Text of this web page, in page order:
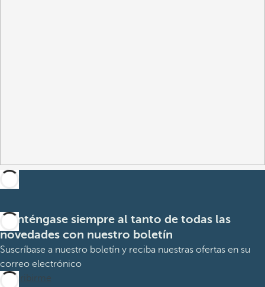
Manténgase siempre al tanto de todas las
novedades con nuestro boletín
Suscríbase a nuestro boletín y reciba nuestras ofertas en su
correo electrónico
Suscribirme